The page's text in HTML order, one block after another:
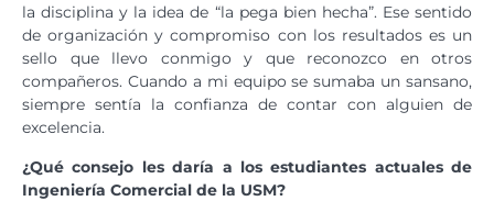
la disciplina y la idea de “la pega bien hecha”. Ese sentido
de organización y compromiso con los resultados es un
sello que llevo conmigo y que reconozco en otros
compañeros. Cuando a mi equipo se sumaba un sansano,
siempre sentía la confianza de contar con alguien de
excelencia.
¿Qué consejo les daría a los estudiantes actuales de
Ingeniería Comercial de la USM?